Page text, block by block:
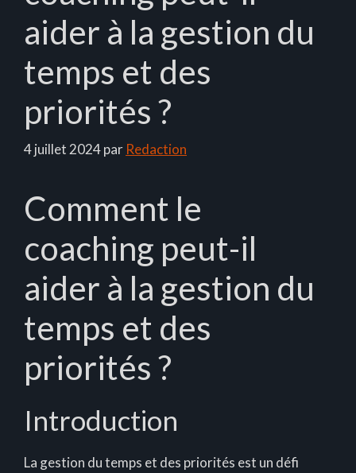
aider à la gestion du
temps et des
priorités ?
4 juillet 2024par Redaction
Comment le
coaching peut-il
aider à la gestion du
temps et des
priorités ?
Introduction
La gestion du temps et des priorités est un défi